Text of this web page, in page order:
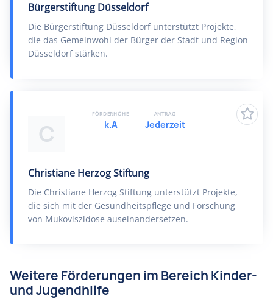
Bürgerstiftung Düsseldorf
Die Bürgerstiftung Düsseldorf unterstützt Projekte,
die das Gemeinwohl der Bürger der Stadt und Region
Düsseldorf stärken.
C
Christiane Herzog Stiftung
Die Christiane Herzog Stiftung unterstützt Projekte,
die sich mit der Gesundheitspflege und Forschung
von Mukoviszidose auseinandersetzen.
FÖRDERHÖHE
k.A
ANTRAG
Jederzeit
Weitere Förderungen im Bereich Kinder-
und Jugendhilfe